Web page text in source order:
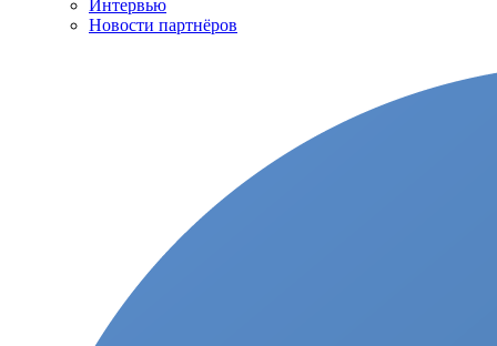
Интервью
Новости партнёров